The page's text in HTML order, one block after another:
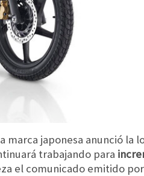
japonesa anunció la
trabajando para
el comunicado emitido